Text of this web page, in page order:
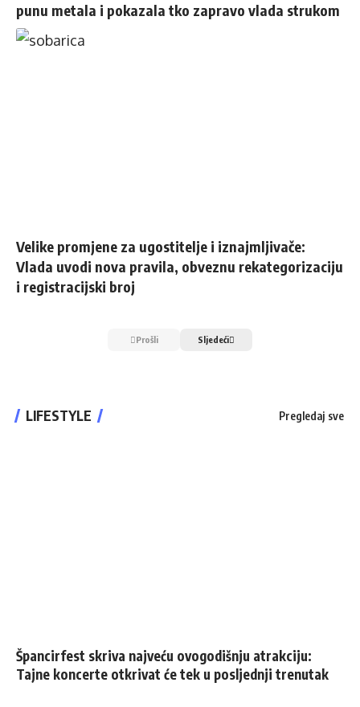
punu metala i pokazala tko zapravo vlada strukom
Velike promjene za ugostitelje i iznajmljivače:
Vlada uvodi nova pravila, obveznu rekategorizaciju
i registracijski broj
Prošli Sljedeći
LIFESTYLE Pregledaj sve
Špancirfest skriva najveću ovogodišnju atrakciju:
Tajne koncerte otkrivat će tek u posljednji trenutak